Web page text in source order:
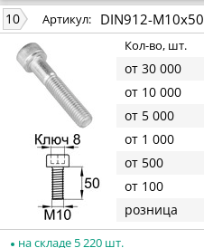
10 Артикул: DIN912-M10x50
Кол-во, шт.
от 30 000
от 10 000
от 5 000
от 1 000
от 500
от 100
розница
на складе 5 220 шт.